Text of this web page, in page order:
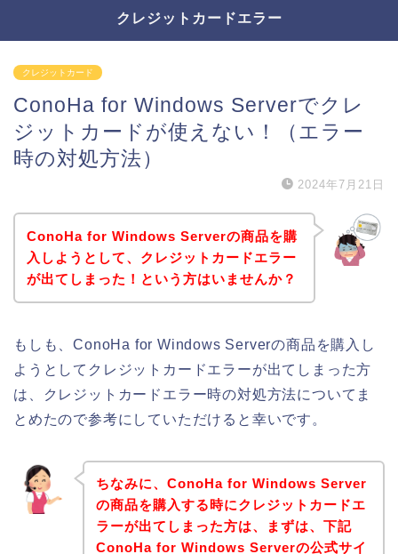
クレジットカードエラー
クレジットカード
ConoHa for Windows Serverでクレ
ジットカードが使えない！（エラー
時の対処方法）
2024年7月21日
ConoHa for Windows Serverの商品を購
入しようとして、クレジットカードエラー
が出てしまった！という方はいませんか？
もしも、ConoHa for Windows Serverの商品を購入し
ようとしてクレジットカードエラーが出てしまった方
は、クレジットカードエラー時の対処方法についてま
とめたので参考にしていただけると幸いです。
ちなみに、ConoHa for Windows Server
の商品を購入する時にクレジットカードエ
ラーが出てしまった方は、まずは、下記
ConoHa for Windows Serverの公式サイ